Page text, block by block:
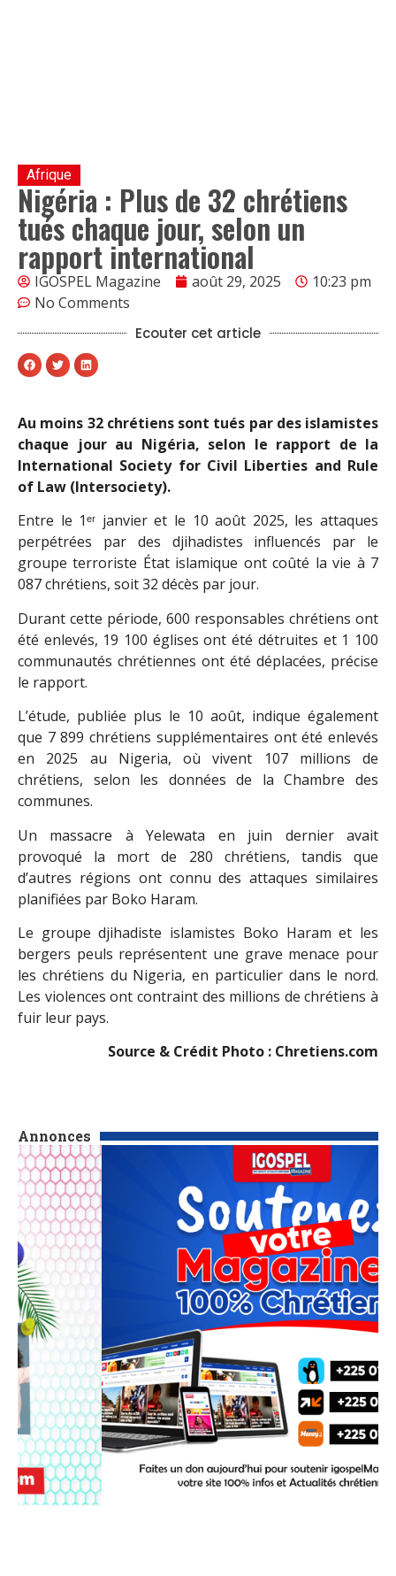
Afrique
Nigéria : Plus de 32 chrétiens
tués chaque jour, selon un
rapport international
IGOSPEL Magazine août 29, 2025
10:23 pm
No Comments
Ecouter cet article
Annonces
Au moins 32 chrétiens sont tués par des islamistes
chaque jour au Nigéria, selon le rapport de la
International Society for Civil Liberties and Rule
of Law (Intersociety).
Entre le 1ᵉʳ janvier et le 10 août 2025, les attaques
perpétrées par des djihadistes influencés par le
groupe terroriste État islamique ont coûté la vie à 7
087 chrétiens, soit 32 décès par jour.
Durant cette période, 600 responsables chrétiens ont
été enlevés, 19 100 églises ont été détruites et 1 100
communautés chrétiennes ont été déplacées, précise
le rapport.
L’étude, publiée plus le 10 août, indique également
que 7 899 chrétiens supplémentaires ont été enlevés
en 2025 au Nigeria, où vivent 107 millions de
chrétiens, selon les données de la Chambre des
communes.
Un massacre à Yelewata en juin dernier avait
provoqué la mort de 280 chrétiens, tandis que
d’autres régions ont connu des attaques similaires
planifiées par Boko Haram.
Le groupe djihadiste islamistes Boko Haram et les
bergers peuls représentent une grave menace pour
les chrétiens du Nigeria, en particulier dans le nord.
Les violences ont contraint des millions de chrétiens à
fuir leur pays.
Source & Crédit Photo : Chretiens.com